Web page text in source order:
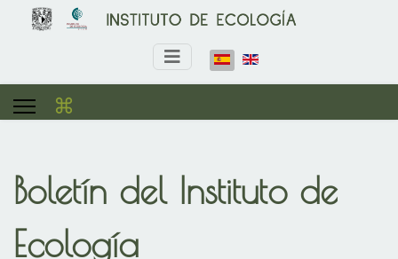
⌘
Boletín del Instituto de
Ecología